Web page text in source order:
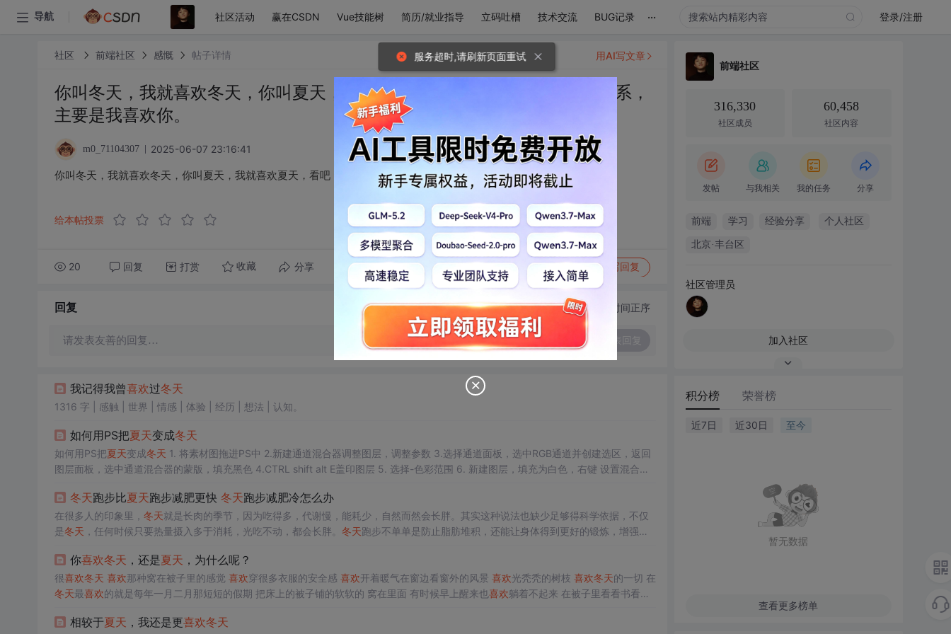
导航 社区活动 赢在CSDN Vue技能树 简历/就业指导 立码吐槽 技术交流 BUG记录 ... 登录/注册
社区 前端社区 感慨 帖子详情
你叫冬天，我就喜欢冬天，你叫夏天，我就喜欢夏天，看吧，你叫什么没关系，
主要是我喜欢你。
m0_71104307 2025-06-07 23:16:41
你叫冬天，我就喜欢冬天，你叫夏天，我就喜欢夏天，看吧，你叫什么没关系，主要是我喜欢你。
给本帖投票
20 回复 打赏 收藏 分享 转发到动态 举报 写回复
用AI写文章
回复 切换为时间正序
请发表友善的回复…
我记得我曾喜欢过冬天
1316 字 | 感触 | 世界 | 情感 | 体验 | 经历 | 想法 | 认知。
如何用PS把夏天变成冬天
如何用PS把夏天变成冬天
图层面板，选中通道混合器的蒙版，填充黑色 4.CTRL shift alt E盖印图层 5. 选择-色彩范围 6. 新建图层，填充为白色，右键 设置混合选
冬天跑步比夏天跑步减肥更快 冬天跑步减肥冷怎么办
在很多人的印象里， 冬天就是长肉的季节，因为吃得多，代谢慢，能耗少，自然而然会长胖。其实这种说法也缺少足够得科学依据，不仅
是冬天 ，任何时候只要热量摄入多于消耗，光吃不动，都会长胖。 冬天跑步不单单是防止脂肪堆积，还能让身体得到更好的锻炼，增强免
收缩，使得血...
你喜欢冬天 ，还是夏天 ，为什么呢？
很喜欢冬天 喜欢那种窝在被子里的感觉 喜欢穿很多衣服的安全感 喜欢开着暖气在窗边看窗外的风景 喜欢光秃秃的树枝 喜欢冬天
的一切 在
冬天最喜欢的就是每年一月二月那短短的假期 把床上的被子铺的软软的 窝在里面 有时候早上醒来也喜欢躺着不起来 在被子里看看书看看
就喜欢
相较于夏天 ，我还是更喜欢冬天
前端社区
316,330
社区成员
60,458
社区内容
发帖 与我相关 我的任务 分享
前端 学习 经验分享 个人社区
北京·丰台区
社区管理员
加入社区
积分榜 荣誉榜
近7日 近30日 至今
暂无数据
查看更多榜单
服务超时,请刷新页面重试